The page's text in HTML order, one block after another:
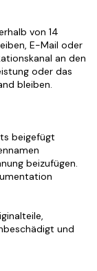
von 14
E-Mail oder
an den
oder das
bleiben.
beigefügt
beizufügen.
und